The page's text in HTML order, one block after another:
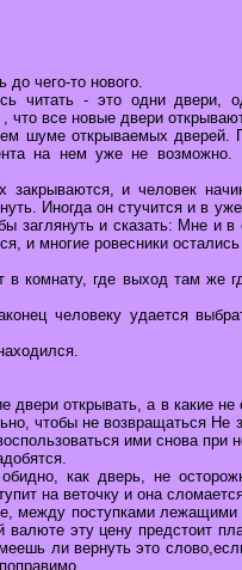
чего-то нового.
читать - это одни двери,
все новые двери
шуме открываемых дверей.
на нем уже не
и человек
Иногда он стучится и в
заглянуть и сказать: Мне и
и многие ровесники
комнату, где выход там же
человеку удается
открывать, а в какие не
чтобы не возвращаться Не
ими снова при
как дверь, не
на веточку и она
между поступками лежащими
эту цену предстоит
ли вернуть это